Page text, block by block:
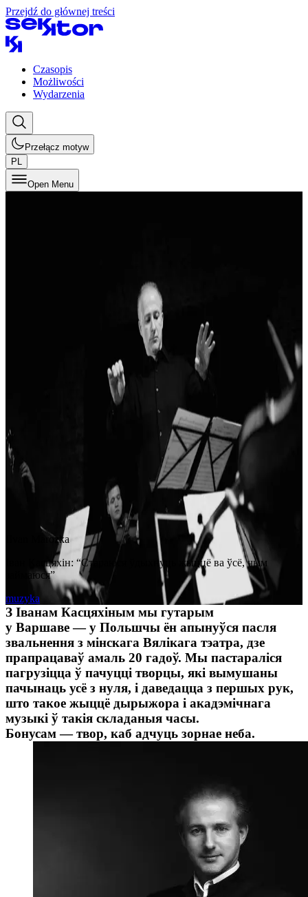
Przejdź do głównej treści
Czasopis
Możliwości
Wydarzenia
Przełącz motyw
PL
Open Menu
Ivan Marozka
Іван Касцяхін: “Стараюся ўдыхнуць жыццё ва ўсё, чым
займаюся”
muzyka
З Іванам Касцяхіным мы гутарым
у Варшаве — у Польшчы ён апынуўся пасля
звальнення з мінскага Вялікага тэатра, дзе
прапрацаваў амаль 20 гадоў. Мы пастараліся
пагрузіцца ў пачуцці творцы, які вымушаны
пачынаць усё з нуля, і даведацца з першых рук,
што такое жыццё дырыжора і акадэмічнага
музыкі ў такія складаныя часы.
Бонусам — твор, каб адчуць зорнае неба.